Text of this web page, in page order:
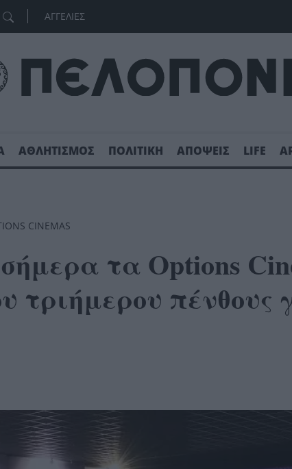
ΑΓΓΕΛΙΕΣ
ΑΘΛΗΤΙΣΜΟΣ ΠΟΛΙΤΙΚΗ ΑΠΟΨΕΙΣ LIFE
CINEMAS
τα Options
τριήμερου πένθους